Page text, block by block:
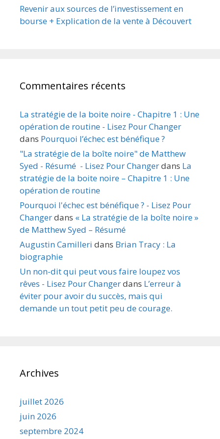
Revenir aux sources de l’investissement en
bourse + Explication de la vente à Découvert
Commentaires récents
La stratégie de la boite noire - Chapitre 1 : Une
opération de routine - Lisez Pour Changer
dans Pourquoi l’échec est bénéfique ?
"La stratégie de la boîte noire" de Matthew
Syed - Résumé - Lisez Pour Changerdans La
stratégie de la boite noire – Chapitre 1 : Une
opération de routine
Pourquoi l'échec est bénéfique ? - Lisez Pour
Changerdans « La stratégie de la boîte noire »
de Matthew Syed – Résumé
Augustin Camilleri dans Brian Tracy : La
biographie
Un non-dit qui peut vous faire loupez vos
rêves - Lisez Pour Changerdans L’erreur à
éviter pour avoir du succès, mais qui
demande un tout petit peu de courage.
Archives
juillet 2026
juin 2026
septembre 2024